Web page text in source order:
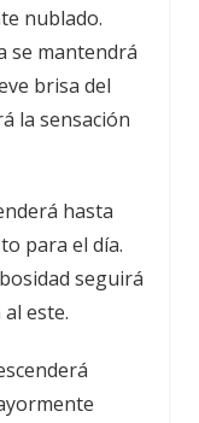
nublado.
se mantendrá
brisa del
la sensación
hasta
para el día.
seguirá
este.